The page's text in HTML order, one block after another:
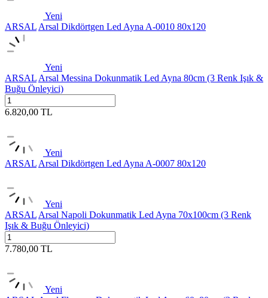
Yeni
ARSAL Arsal Dikdörtgen Led Ayna A-0010 80x120
Yeni
ARSAL Arsal Messina Dokunmatik Led Ayna 80cm (3 Renk Işık &
Buğu Önleyici)
6.820,00 TL
Yeni
ARSAL Arsal Dikdörtgen Led Ayna A-0007 80x120
Yeni
ARSAL Arsal Napoli Dokunmatik Led Ayna 70x100cm (3 Renk
Işık & Buğu Önleyici)
7.780,00 TL
Yeni